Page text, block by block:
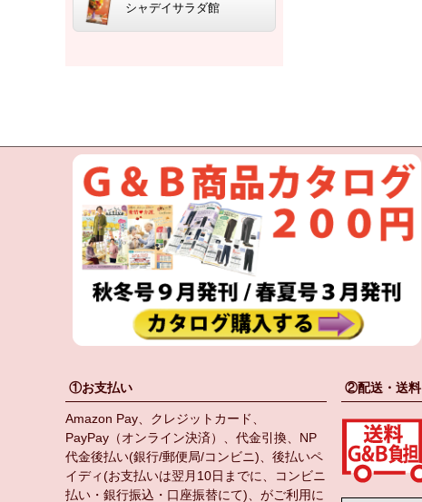
シャデイサラダ館
①お支払い
Amazon Pay、クレジットカード、
PayPay（オンライン決済）、代金引換、NP
代金後払い(銀行/郵便局/コンビニ)、後払いペ
イディ(お支払いは翌月10日までに、コンビニ
払い・銀行振込・口座振替にて)、がご利用に
②配送・送料